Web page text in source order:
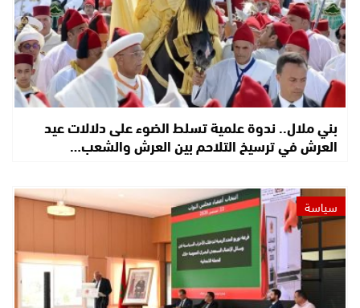
بني ملال.. ندوة علمية تسلط الضوء على دلالات عيد
العرش في ترسيخ التلاحم بين العرش والشعب…
سياسة